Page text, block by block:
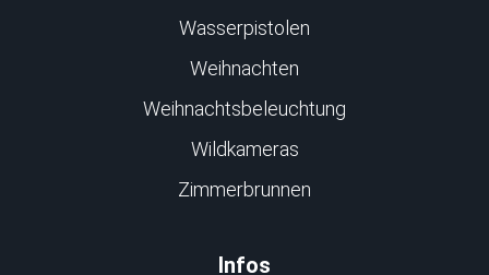
Wasserpistolen
Weihnachten
Weihnachtsbeleuchtung
Wildkameras
Zimmerbrunnen
Infos